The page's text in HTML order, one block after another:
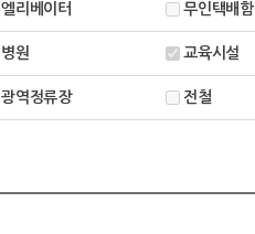
엘리베이터 무인택배함
병원 교육시설
광역정류장 전철